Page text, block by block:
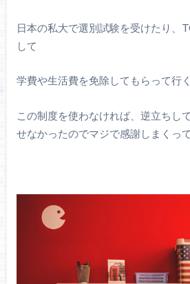
日本の私大で選別試験を受けたり、
して
学費や生活費を免除してもらって行
この制度を使わなければ、逆立ちし
せなかったのでマジで感謝しまくって